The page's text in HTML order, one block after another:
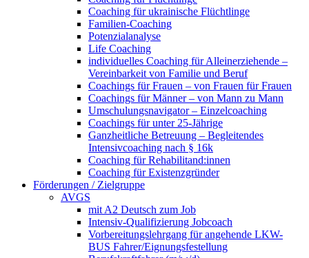
Coaching für ukrainische Flüchtlinge
Familien-Coaching
Potenzialanalyse
Life Coaching
individuelles Coaching für Alleinerziehende –
Vereinbarkeit von Familie und Beruf
Coachings für Frauen – von Frauen für Frauen
Coachings für Männer – von Mann zu Mann
Umschulungsnavigator – Einzelcoaching
Coachings für unter 25-Jährige
Ganzheitliche Betreuung – Begleitendes
Intensivcoaching nach § 16k
Coaching für Rehabilitand:innen
Coaching für Existenzgründer
Förderungen / Zielgruppe
AVGS
mit A2 Deutsch zum Job
Intensiv-Qualifizierung Jobcoach
Vorbereitungslehrgang für angehende LKW-
BUS Fahrer/Eignungsfestellung